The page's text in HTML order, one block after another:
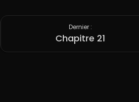
Dernier :
Chapitre 21